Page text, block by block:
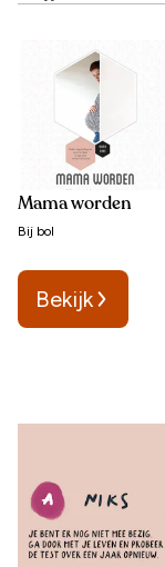
Mama worden
Bij bol
Bekijk